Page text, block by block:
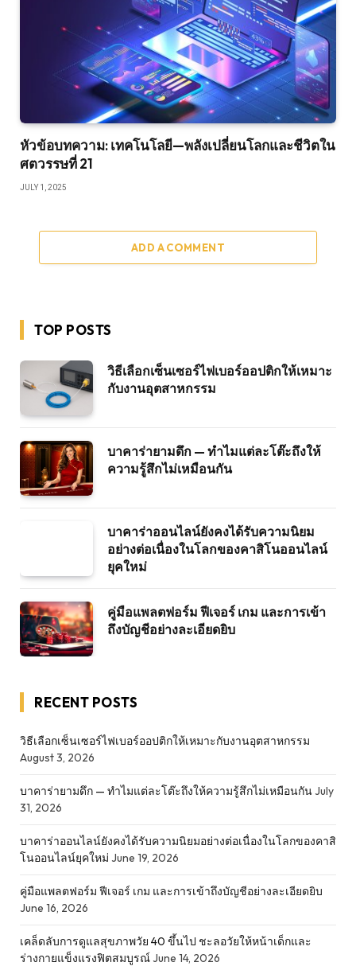
หัวข้อบทความ: เทคโนโลยี—พลังเปลี่ยนโลกและชีวิตใน
ศตวรรษที่ 21
JULY 1, 2025
ADD A COMMENT
TOP POSTS
วิธีเลือกเซ็นเซอร์ไฟเบอร์ออปติกให้เหมาะ
กับงานอุตสาหกรรม
บาคาร่ายามดึก — ทำไมแต่ละโต๊ะถึงให้
ความรู้สึกไม่เหมือนกัน
บาคาร่าออนไลน์ยังคงได้รับความนิยม
อย่างต่อเนื่องในโลกของคาสิโนออนไลน์
ยุคใหม่
คู่มือแพลตฟอร์ม ฟีเจอร์ เกม และการเข้า
ถึงบัญชีอย่างละเอียดยิบ
RECENT POSTS
วิธีเลือกเซ็นเซอร์ไฟเบอร์ออปติกให้เหมาะกับงานอุตสาหกรรม
August 3, 2026
บาคาร่ายามดึก — ทำไมแต่ละโต๊ะถึงให้ความรู้สึกไม่เหมือนกันJuly
31, 2026
บาคาร่าออนไลน์ยังคงได้รับความนิยมอย่างต่อเนื่องในโลกของคาสิ
โนออนไลน์ยุคใหม่ June 19, 2026
คู่มือแพลตฟอร์ม ฟีเจอร์ เกม และการเข้าถึงบัญชีอย่างละเอียดยิบ
June 16, 2026
เคล็ดลับการดูแลสุขภาพวัย 40 ขึ้นไป ชะลอวัยให้หน้าเด็กและ
ร่างกายแข็งแรงฟิตสมบูรณ์June 14, 2026